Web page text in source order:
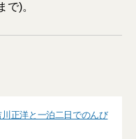
で)。
正洋と一泊二日でのんび